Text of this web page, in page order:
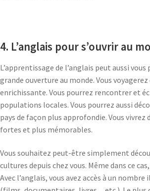
4. L’anglais pour s’ouvrir au
L’apprentissage de l’anglais peut aussi
grande ouverture au monde. Vous
enrichissante. Vous pourrez rencontrer et
populations locales. Vous pourrez aussi
pays de façon plus approfondie. Vous vivrez
fortes et plus mémorables.
Vous souhaitez peut-être simplement
cultures depuis chez vous. Même dans ce
Avec l’anglais, vous avez accès à un